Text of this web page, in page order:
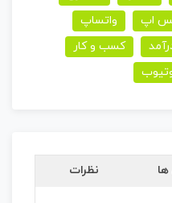
اپ
واتساپ
کسب و کار
نظرات